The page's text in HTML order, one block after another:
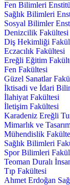
Fen Bilimleri
Sağlık Bilimleri
Sosyal Bilimler
Denizcilik Fakültesi
Diş Hekimliği
Eczacılık Fakültesi
Ereğli Eğitim
Fen Fakültesi
Güzel Sanatlar
İktisadi ve İdari
İlahiyat Fakültesi
İletişim Fakültesi
Karadeniz Ereğli
Mimarlık ve
Mühendislik
Sağlık Bilimleri
Spor Bilimleri
Teoman Duralı
Tıp Fakültesi
Ahmet Erdoğan